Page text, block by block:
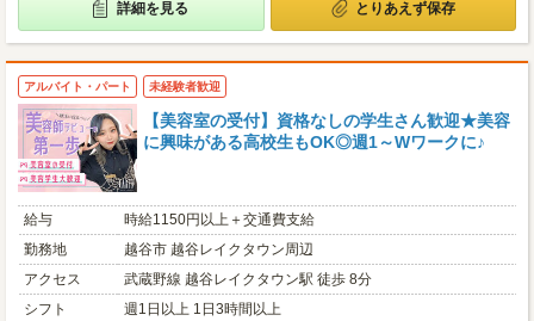
詳細を見る とりあえず保存
アルバイト・パート 未経験者歓迎
【美容室の受付】資格なしの学生さん歓迎★美容
に興味がある高校生もOK◎週1～Wワークに♪
給与
時給1150円以上＋交通費支給
勤務地
越谷市 越谷レイクタウン周辺
アクセス
武蔵野線 越谷レイクタウン駅 徒歩 8分
シフト
週1日以上 1日3時間以上